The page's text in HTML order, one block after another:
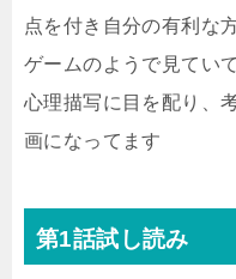
点を付き自分の有利な
ゲームのようで見てい
心理描写に目を配り、
画になってます
第1話試し読み